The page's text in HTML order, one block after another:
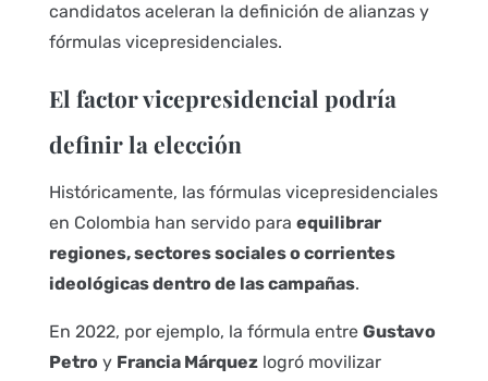
candidatos aceleran la definición de alianzas y
fórmulas vicepresidenciales.
El factor vicepresidencial podría
definir la elección
Históricamente, las fórmulas vicepresidenciales
en Colombia han servido para equilibrar
regiones, sectores sociales o corrientes
ideológicas dentro de las campañas.
En 2022, por ejemplo, la fórmula entre Gustavo
Petroy Francia Márquezlogró movilizar